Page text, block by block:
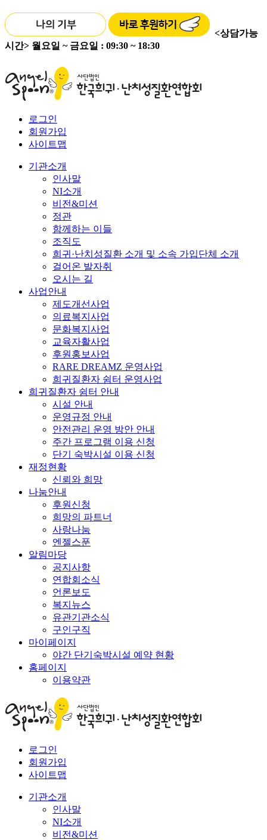
<상담가능
시간> 월요일 ~ 금요일 : 09:30 ~ 18:30
로그인
회원가입
사이트맵
기관소개
인사말
NI소개
비전&미션
정관
함께하는 이들
조직도
희귀·난치성질환 소개 및 소속 가입단체 소개
걸어온 발자취
오시는 길
사업안내
제도개선사업
의료복지사업
문화복지사업
교육자활사업
후원홍보사업
RARE DREAMZ 운영사업
희귀질환자 쉼터 운영사업
희귀질환자 쉼터 안내
시설 안내
운영규정 안내
안전관리 운영 방안 안내
주간 프로그램 이용 신청
단기 숙박시설 이용 신청
재정현황
신뢰와 희망
나눔안내
후원신청
희망의 파트너
사랑나눔
엔젤스푼
알림마당
공지사항
연합회소식
언론보도
복지뉴스
유관기관소식
구인구직
마이페이지
야간 단기숙박시설 예약 현황
홈페이지
이용약관
로그인
회원가입
사이트맵
기관소개
인사말
NI소개
비전&미션